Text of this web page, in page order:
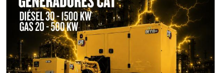
Empresa en Jalisco
Requiere:
MATERIALES PARA SELLOS DE
BATERÍAS DE LITIO